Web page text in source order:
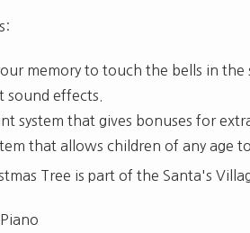
memory to touch the bells in the
sound effects.
system that gives bonuses for
that allows children of any age
Tree is part of the Santa's